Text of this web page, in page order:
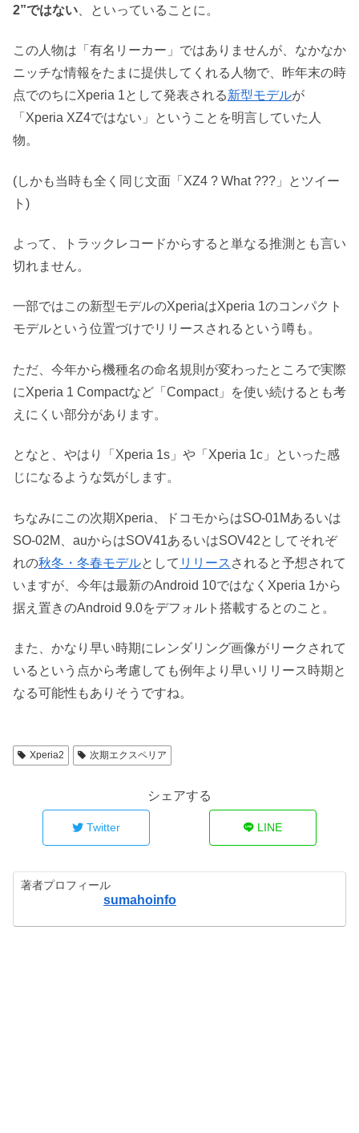
2”ではない 、といっていることに。
この人物は「有名リーカー」ではありませんが、なかなか
ニッチな情報をたまに提供してくれる人物で、昨年末の時
点でのちにXperia 1として発表される新型モデルが
「Xperia XZ4ではない」ということを明言していた人
物。
(しかも当時も全く同じ文面「XZ4 ? What ???」とツイー
ト)
よって、トラックレコードからすると単なる推測とも言い
切れません。
一部ではこの新型モデルのXperiaはXperia 1のコンパクト
モデルという位置づけでリリースされるという噂も。
ただ、今年から機種名の命名規則が変わったところで実際
にXperia 1 Compactなど「Compact」を使い続けるとも考
えにくい部分があります。
となと、やはり「Xperia 1s」や「Xperia 1c」といった感
じになるような気がします。
ちなみにこの次期Xperia、ドコモからはSO-01Mあるいは
SO-02M、auからはSOV41あるいはSOV42としてそれぞ
れの秋冬・冬春モデルとして リリース されると予想されて
いますが、今年は最新のAndroid 10ではなくXperia 1から
据え置きのAndroid 9.0をデフォルト搭載するとのこと。
また、かなり早い時期にレンダリング画像がリークされて
いるという点から考慮しても例年より早いリリース時期と
なる可能性もありそうですね。
Xperia2 次期エクスペリア
シェアする
Twitter LINE
著者プロフィール
sumahoinfo